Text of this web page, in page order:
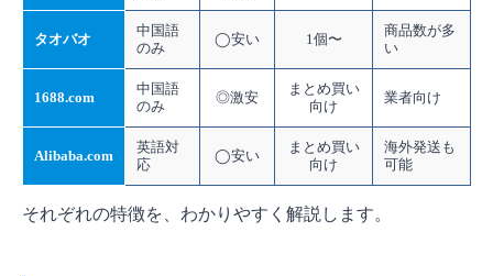
タオバオ
中国語
のみ
◯安い 1個〜
商品数が多
い
1688.com
中国語
のみ
◎激安
まとめ買い
向け
業者向け
Alibaba.com
英語対
応
◯安い
まとめ買い
向け
海外発送も
可能
それぞれの特徴を、わかりやすく解説します。